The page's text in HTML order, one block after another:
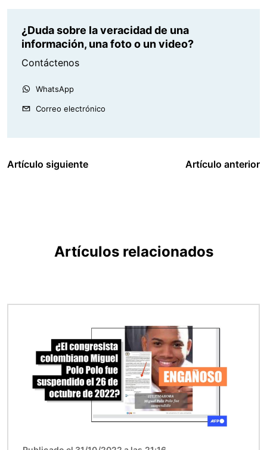
¿Duda sobre la veracidad de una
información, una foto o un video?
Contáctenos
WhatsApp
Correo electrónico
Artículo siguiente Artículo anterior
Artículos relacionados